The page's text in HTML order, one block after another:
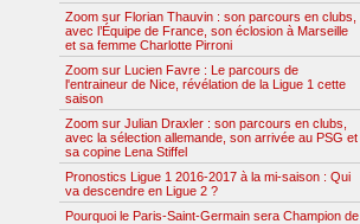
Zoom sur Florian Thauvin : son parcours en clubs,
avec l’Équipe de France, son éclosion à Marseille
et sa femme Charlotte Pirroni
Zoom sur Lucien Favre : Le parcours de
l'entraineur de Nice, révélation de la Ligue 1 cette
saison
Zoom sur Julian Draxler : son parcours en clubs,
avec la sélection allemande, son arrivée au PSG et
sa copine Lena Stiffel
Pronostics Ligue 1 2016-2017 à la mi-saison : Qui
va descendre en Ligue 2 ?
Pourquoi le Paris-Saint-Germain sera Champion de